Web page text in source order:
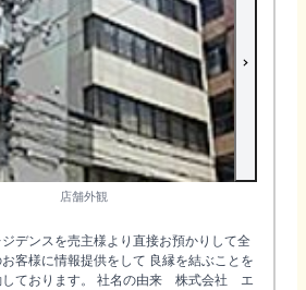
店舗外観
デンスを売主様より直接お預かりして全
客様に情報提供をして 良縁を結ぶことを
しております。 社名の由来 株式会社 エ